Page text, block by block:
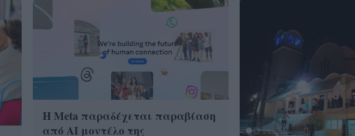
Η Meta παραδέχεται παραβίαση
από AI μοντέλο της